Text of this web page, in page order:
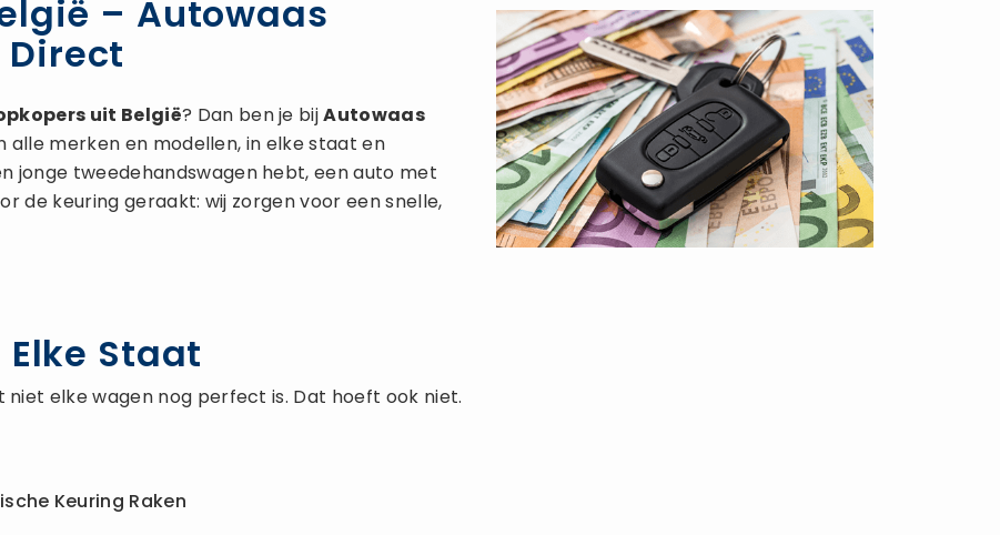
– Autowaas
Direct
uit België? Dan ben je bijAutowaas
alle merken en modellen, in elke staat en
jonge tweedehandswagen hebt, een auto met
de keuring geraakt: wij zorgen voor een snelle,
Elke Staat
niet elke wagen nog perfect is. Dat hoeft ook niet.
Keuring Raken